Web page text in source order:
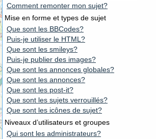
Comment remonter mon sujet?
Mise en forme et types de sujet
Que sont les BBCodes?
Puis-je utiliser le HTML?
Que sont les smileys?
Puis-je publier des images?
Que sont les annonces globales?
Que sont les annonces?
Que sont les post-it?
Que sont les sujets verrouillés?
Que sont les icônes de sujet?
Niveaux d’utilisateurs et groupes
Qui sont les administrateurs?